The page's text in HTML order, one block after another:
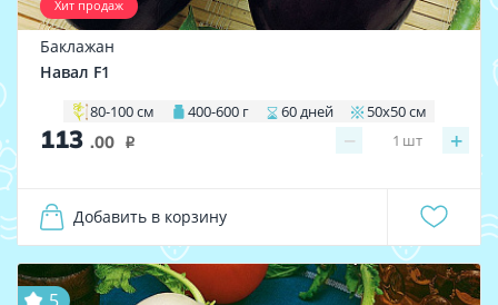
Хит продаж
Баклажан
Навал F1
80-100 см 400-600 г 60 дней 50х50 см
113 .00 i − +
1 шт
Добавить в корзину